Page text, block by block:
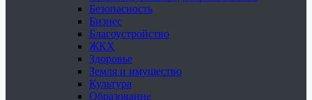
Безопасность
Бизнес
Благоустройство
ЖКХ
Здоровье
Земля и имущество
Культура
Образование